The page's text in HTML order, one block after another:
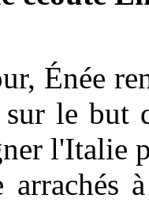
Énée
sur le
l'Italie
arrachés